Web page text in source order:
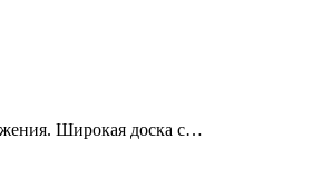
Широкая доска с…